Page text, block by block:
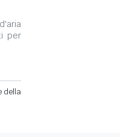
per
della